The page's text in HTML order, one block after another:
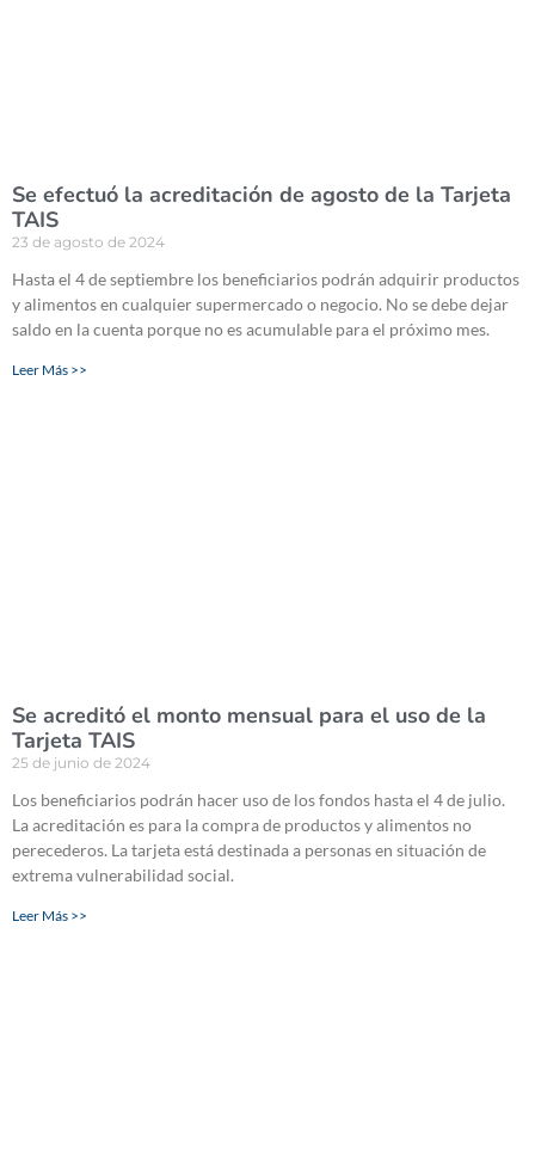
Se efectuó la acreditación de agosto de la Tarjeta
TAIS
23 de agosto de 2024
Hasta el 4 de septiembre los beneficiarios podrán adquirir productos
y alimentos en cualquier supermercado o negocio. No se debe dejar
saldo en la cuenta porque no es acumulable para el próximo mes.
Leer Más >>
Se acreditó el monto mensual para el uso de la
Tarjeta TAIS
25 de junio de 2024
Los beneficiarios podrán hacer uso de los fondos hasta el 4 de julio.
La acreditación es para la compra de productos y alimentos no
perecederos. La tarjeta está destinada a personas en situación de
extrema vulnerabilidad social.
Leer Más >>